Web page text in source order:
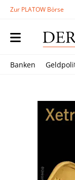
Zur PLATOW Börse
Banken